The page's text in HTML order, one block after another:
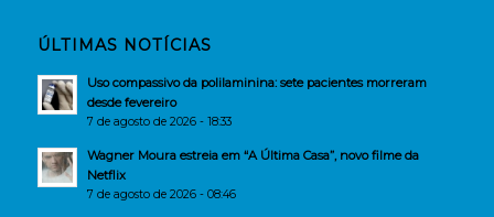
ÚLTIMAS NOTÍCIAS
Uso compassivo da polilaminina: sete pacientes morreram
desde fevereiro
7 de agosto de 2026 - 18:33
Wagner Moura estreia em “A Última Casa”, novo filme da
Netflix
7 de agosto de 2026 - 08:46